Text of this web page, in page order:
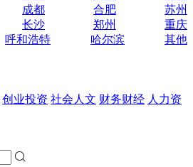
成都 合肥
苏州
长沙 郑州
重庆
呼和浩特 哈尔滨
其他
创业投资 社会人文 财务财经 人力资